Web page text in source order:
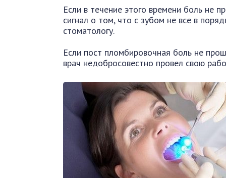
Если в течение этого времени боль не
сигнал о том, что с зубом не все в
стоматологу.
Если пост пломбировочная боль не
врач недобросовестно провел свою